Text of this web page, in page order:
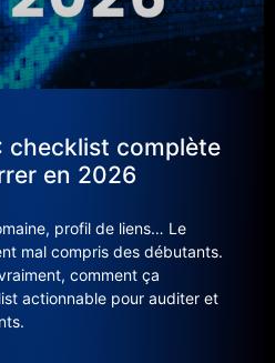
checklist complète
en 2026
profil de liens… Le
mal compris des débutants.
comment ça
actionnable pour auditer et